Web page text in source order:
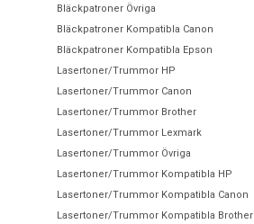
Bläckpatroner Övriga
Bläckpatroner Kompatibla Canon
Bläckpatroner Kompatibla Epson
Lasertoner/Trummor HP
Lasertoner/Trummor Canon
Lasertoner/Trummor Brother
Lasertoner/Trummor Lexmark
Lasertoner/Trummor Övriga
Lasertoner/Trummor Kompatibla HP
Lasertoner/Trummor Kompatibla Canon
Lasertoner/Trummor Kompatibla Brother